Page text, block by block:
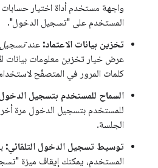
واجهة مستخدم أداة اختيار حسابات
المستخدم على "تسجيل الدخول".
تخزين بيانات الاعتماد: عند
عرض خيار تخزين معلومات بيانات
كلمات المرور في المتصفّح
السماح للمستخدم بتسجيل الدخول
للمستخدم بتسجيل الدخول مرة
الجلسة.
توسيط تسجيل الدخول التلقائي:
المستخدم، يمكنك إيقاف ميزة